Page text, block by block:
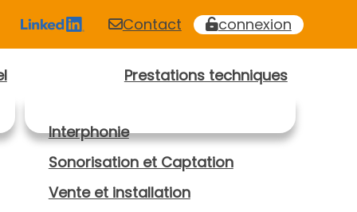
Contact connexion
Prestations techniques
Interphonie
Sonorisation et Captation
Vente et installation